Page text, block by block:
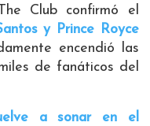
Club confirmó el
y Prince Royce
encendió las
de fanáticos del
a sonar en el